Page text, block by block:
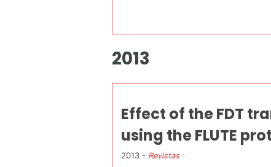
2013
Effect of the FDT
using the FLUTE
2013 - Revistas